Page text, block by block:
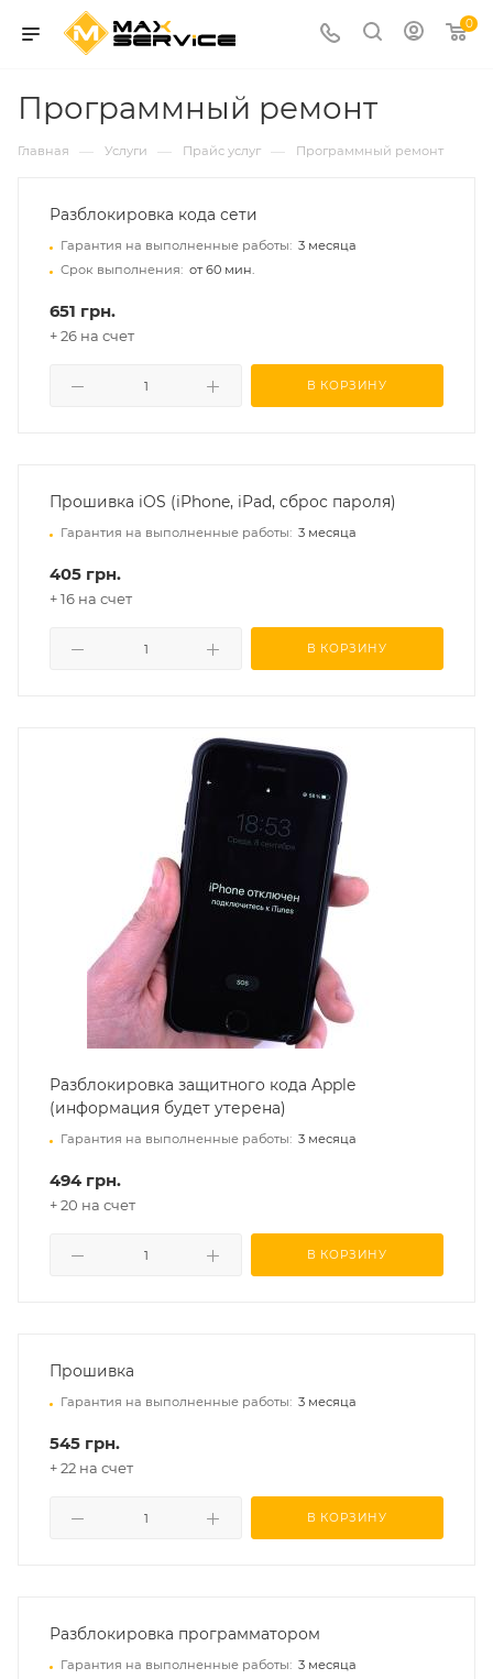
0
Программный ремонт
Главная — Услуги — Прайс услуг — Программный ремонт
Разблокировка кода сети
Гарантия на выполненные работы: 3 месяца
Срок выполнения: от 60 мин.
651 грн.
+ 26 на счет
В КОРЗИНУ
Прошивка iOS (iPhone, iPad, сброс пароля)
Гарантия на выполненные работы: 3 месяца
405 грн.
+ 16 на счет
В КОРЗИНУ
Разблокировка защитного кода Apple
(информация будет утерена)
Гарантия на выполненные работы: 3 месяца
494 грн.
+ 20 на счет
В КОРЗИНУ
Прошивка
Гарантия на выполненные работы: 3 месяца
545 грн.
+ 22 на счет
В КОРЗИНУ
Разблокировка программатором
Гарантия на выполненные работы: 3 месяца